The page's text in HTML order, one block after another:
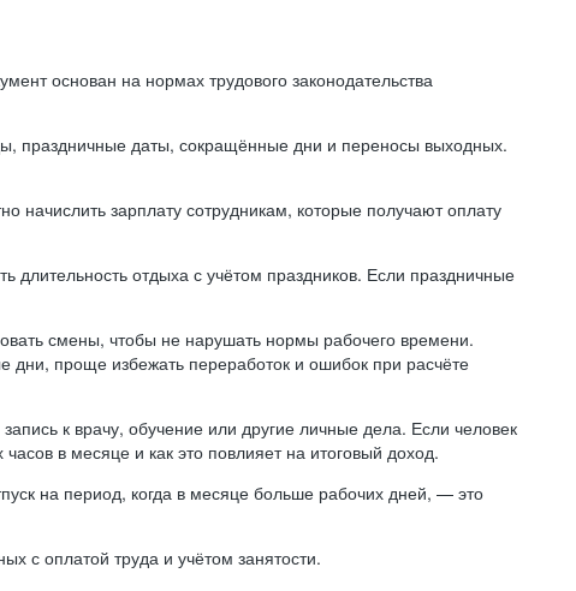
основан на нормах трудового законодательства
праздничные даты, сокращённые дни и переносы выходных.
начислить зарплату сотрудникам, которые получают оплату
длительность отдыха с учётом праздников. Если праздничные
смены, чтобы не нарушать нормы рабочего времени.
дни, проще избежать переработок и ошибок при расчёте
к врачу, обучение или другие личные дела. Если человек
в месяце и как это повлияет на итоговый доход.
на период, когда в месяце больше рабочих дней, — это
с оплатой труда и учётом занятости.